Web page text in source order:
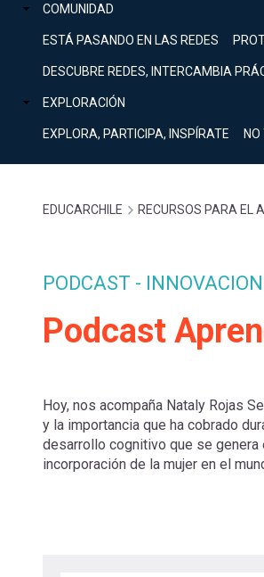
mi
cuenta
COMUNIDAD
ESTÁ PASANDO EN LAS REDES
DESCUBRE REDES, INTERCAMBIA
EXPLORACIÓN
EXPLORA, PARTICIPA, INSPÍRATE
[Educarchile
Mobile]
Menú
mi
cuenta
Inicia
enlaces
de
ayuda
a
EDUCARCHILE RECURSOS PARA EL
PODCAST -
Podcast
Hoy, nos acompaña Nataly Rojas
y la importancia que ha cobrado
desarrollo cognitivo que se genera
incorporación de la mujer en el